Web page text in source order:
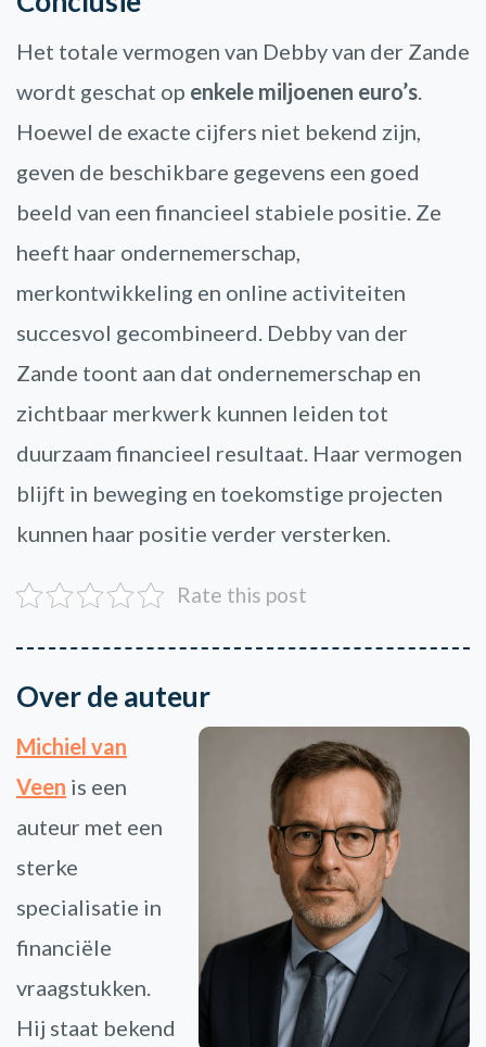
Het totale vermogen van Debby van der Zande
wordt geschat op enkele miljoenen euro’s.
Hoewel de exacte cijfers niet bekend zijn,
geven de beschikbare gegevens een goed
beeld van een financieel stabiele positie. Ze
heeft haar ondernemerschap,
merkontwikkeling en online activiteiten
succesvol gecombineerd. Debby van der
Zande toont aan dat ondernemerschap en
zichtbaar merkwerk kunnen leiden tot
duurzaam financieel resultaat. Haar vermogen
blijft in beweging en toekomstige projecten
kunnen haar positie verder versterken.
Rate this post
Over de auteur
Michiel van
Veen is een
auteur met een
sterke
specialisatie in
financiële
vraagstukken.
Hij staat bekend